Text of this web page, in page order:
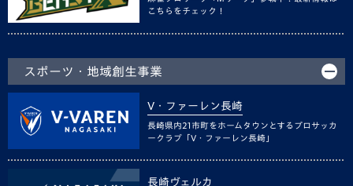
こちらをチェック！
スポーツ・地域創生事業
V・ファーレン長崎
長崎県内21市町をホームタウンとするプロサッカ
ークラブ「V・ファーレン長崎」
長崎ヴェルカ